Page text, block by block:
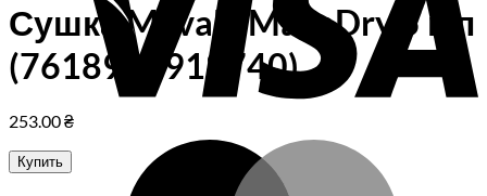
Сушка Mavala MavaDry 5 мл
(7618900918740)
253.00₴
Купить